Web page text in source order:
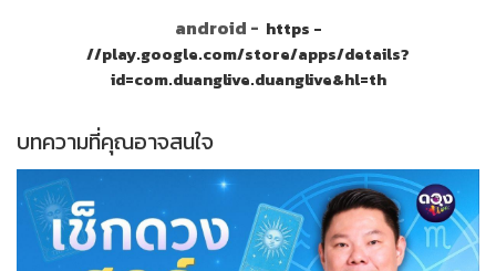
android - https -
//play.google.com/store/apps/details?
id=com.duanglive.duanglive&hl=th
บทความที่คุณอาจสนใจ